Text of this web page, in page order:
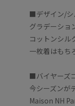
■デザイン/シ
グラデーショ
コットンシル
一枚着はもち
■バイヤーズ
今シーズンが
Maison NH